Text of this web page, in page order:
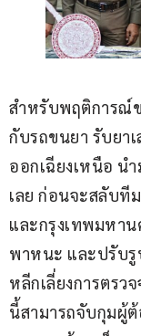
สำหรับพฤติการณ์
กับรถขนยา รับยา
ออกเฉียงเหนือ น
เลย ก่อนจะสลับที
และกรุงเทพมหาน
พาหนะ และปรับรู
หลีกเลี่ยงการตรว
นี้สามารถจับกุมผู้